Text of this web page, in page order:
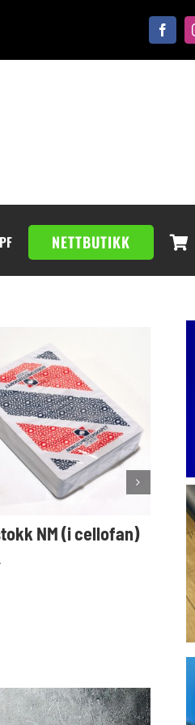
NETTBUTIKK
KJØPDette
produktet
har
flere
varianter.
Alternativene
på
produktsiden
Detaljer
NM (i cellofan)